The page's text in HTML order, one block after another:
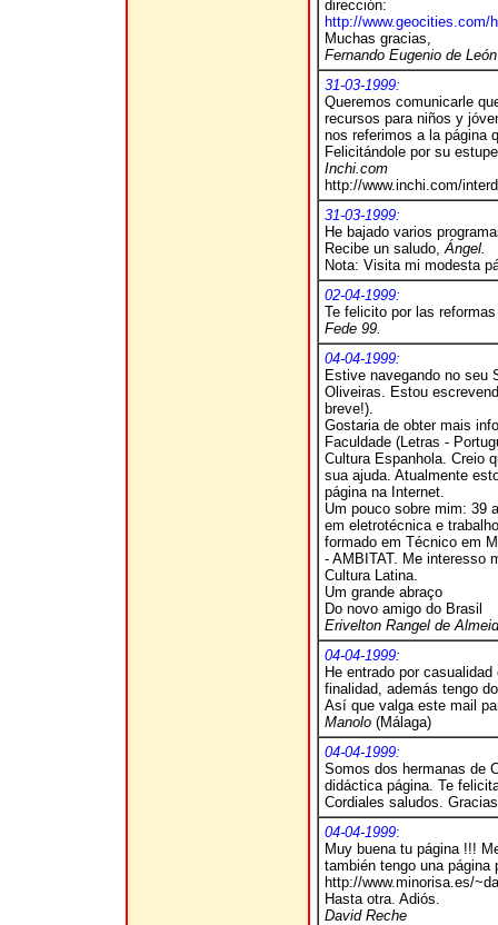
dirección:
http://www.geocities.com/
Muchas gracias,
Fernando Eugenio de
31-03-1999:
Queremos comunicarle
recursos para niños y
nos referimos a la página
Felicitándole por su
Inchi.com
http://www.inchi.com/
31-03-1999:
He bajado varios
Recibe un saludo,Ángel.
Nota: Visita mi modesta
02-04-1999:
Te felicito por las
Fede 99.
04-04-1999:
Estive navegando no seu
Oliveiras. Estou
breve!).
Gostaria de obter mais
Faculdade (Letras -
Cultura Espanhola. Creio
sua ajuda. Atualmente
página na Internet.
Um pouco sobre mim: 39
em eletrotécnica e
formado em Técnico em
- AMBITAT. Me interesso
Cultura Latina.
Um grande abraço
Do novo amigo do Brasil
Erivelton Rangel de
04-04-1999:
He entrado por
finalidad, además tengo
Así que valga este mail
Manolo (Málaga)
04-04-1999:
Somos dos hermanas de
didáctica página. Te
Cordiales saludos.
04-04-1999:
Muy buena tu página !!!
también tengo una página
http://www.minorisa.es/
Hasta otra. Adiós.
David Reche